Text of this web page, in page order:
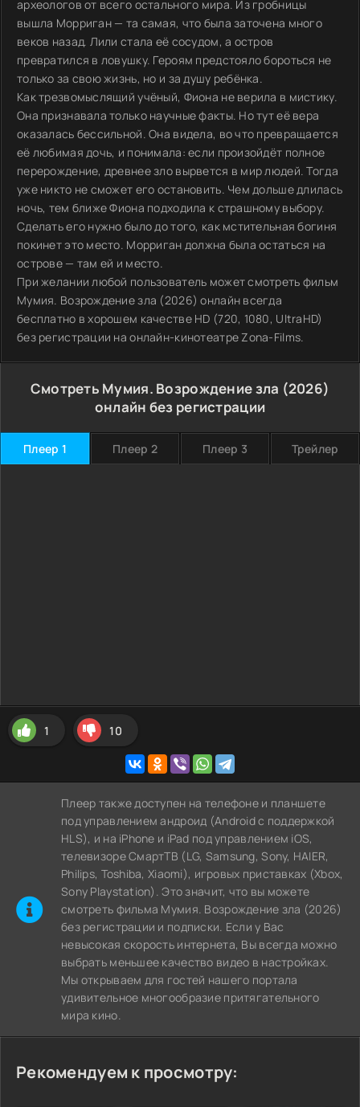
археологов от всего остального мира. Из гробницы
вышла Морриган — та самая, что была заточена много
веков назад. Лили стала её сосудом, а остров
превратился в ловушку. Героям предстояло бороться не
только за свою жизнь, но и за душу ребёнка.
Как трезвомыслящий учёный, Фиона не верила в мистику.
Она признавала только научные факты. Но тут её вера
оказалась бессильной. Она видела, во что превращается
её любимая дочь, и понимала: если произойдёт полное
перерождение, древнее зло вырвется в мир людей. Тогда
уже никто не сможет его остановить. Чем дольше длилась
ночь, тем ближе Фиона подходила к страшному выбору.
Сделать его нужно было до того, как мстительная богиня
покинет это место. Морриган должна была остаться на
острове — там ей и место.
При желании любой пользователь может смотреть фильм
Мумия. Возрождение зла (2026) онлайн всегда
бесплатно в хорошем качестве HD (720, 1080, UltraHD)
без регистрации на онлайн-кинотеатре Zona-Films.
Смотреть Мумия. Возрождение зла (2026)
онлайн без регистрации
Плеер 1 Плеер 2 Плеер 3 Трейлер
1 10
Плеер также доступен на телефоне и планшете
под управлением андроид (Android с поддержкой
HLS), и на iPhone и iPad под управлением iOS,
телевизоре СмартТВ (LG, Samsung, Sony, HAIER,
Philips, Toshiba, Xiaomi), игровых приставках (Xbox,
Sony Playstation). Это значит, что вы можете
cмотреть фильма Мумия. Возрождение зла (2026)
без регистрации и подписки. Если у Вас
невысокая скорость интернета, Вы всегда можно
выбрать меньшее качество видео в настройках.
Мы открываем для гостей нашего портала
удивительное многообразие притягательного
мира кино.
Рекомендуем к просмотру: